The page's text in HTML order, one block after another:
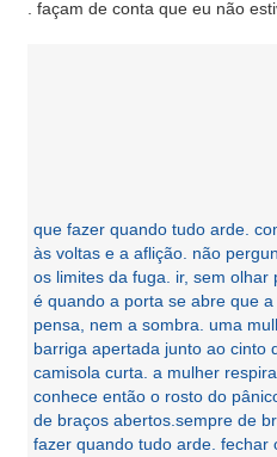
. façam de conta que eu não
que fazer quando tudo arde.
às voltas e a aflição. não
os limites da fuga. ir, sem olhar
é quando a porta se abre que
pensa, nem a sombra. uma
barriga apertada junto ao cinto
camisola curta. a mulher
conhece então o rosto do
de braços abertos.sempre de
fazer quando tudo arde. fechar